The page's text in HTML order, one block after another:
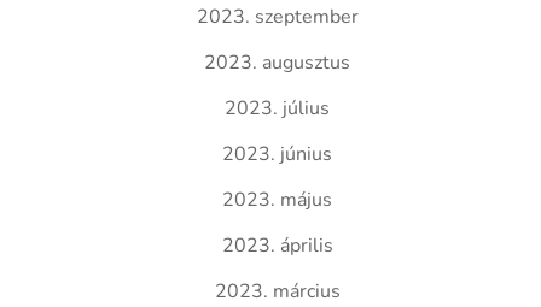
2023. szeptember
2023. augusztus
2023. július
2023. június
2023. május
2023. április
2023. március